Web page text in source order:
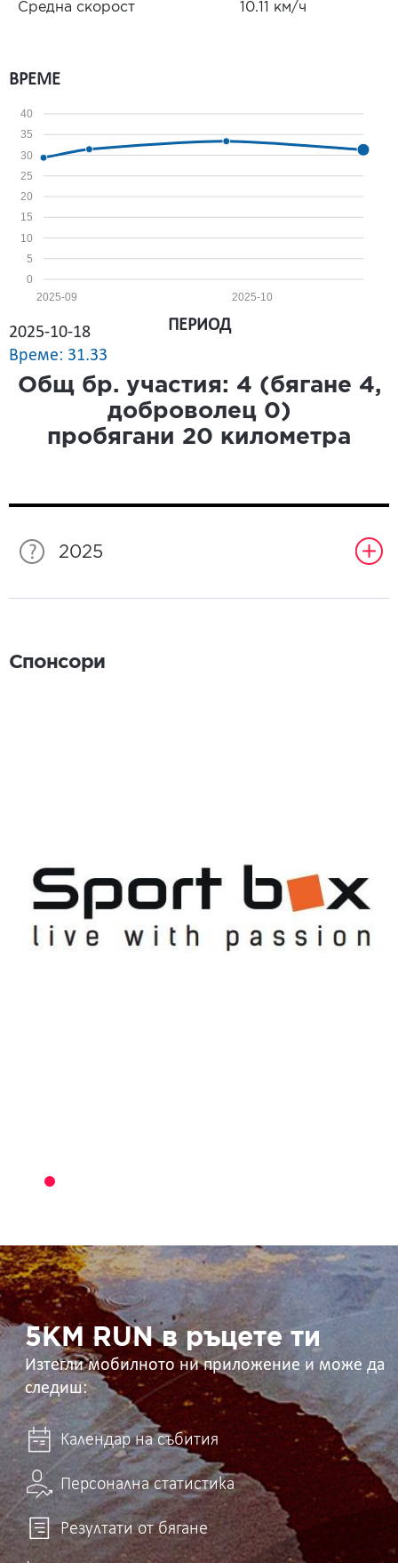
Средна скорост 10.11 км/ч
ВРЕМЕ
0
5
10
15
20
25
30
35
40
2025-10
2025-09
2025-10-18
Време: 31.33
ПЕРИОД
Общ бр. участия: 4 (бягане 4,
доброволец 0)
пробягани 20 километра
2025
Спонсори
5KM
RUN
в
ръцете
ти 5KM RUN в ръцете ти
Изтегли мобилното ни приложение и може да
следиш:
Календар на събития
Персонална статистика
Резултати от бягане